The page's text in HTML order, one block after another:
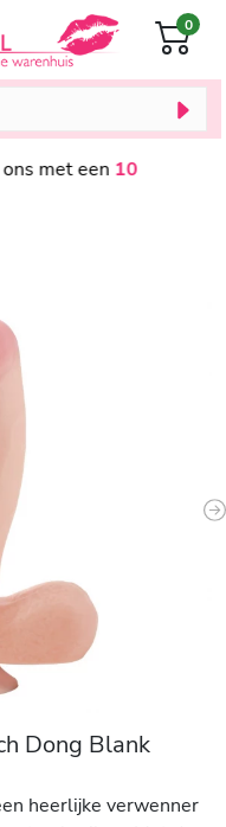
ons met een10
0
Dong Blank
heerlijke verwenner